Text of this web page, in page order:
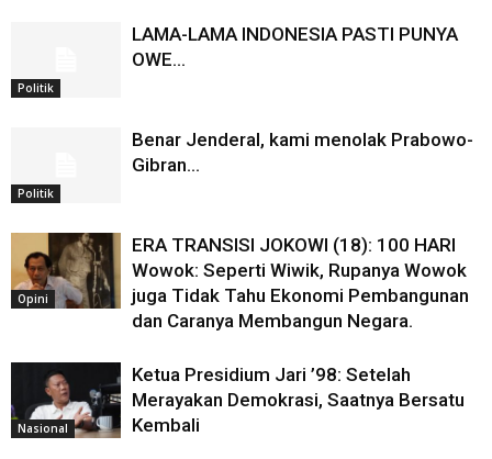
Politik
LAMA-LAMA INDONESIA PASTI PUNYA
OWE…
Politik
Benar Jenderal, kami menolak Prabowo-
Gibran…
Opini
ERA TRANSISI JOKOWI (18): 100 HARI
Wowok: Seperti Wiwik, Rupanya Wowok
juga Tidak Tahu Ekonomi Pembangunan
dan Caranya Membangun Negara.
Nasional
Ketua Presidium Jari ’98: Setelah
Merayakan Demokrasi, Saatnya Bersatu
Kembali